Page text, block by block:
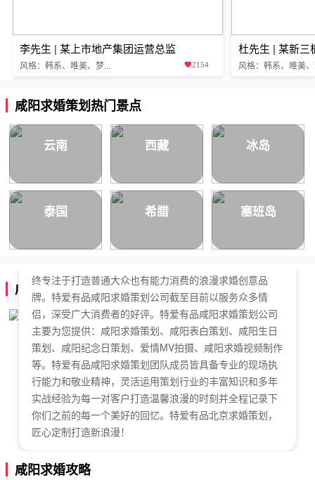
李先生 | 某上市地产集团运营总监
风格：韩系、唯美、梦... 2154
杜先生 | 某新三
风格：韩系、唯美
咸阳求婚策划热门景点
云南 西藏 冰岛
泰国 希腊 塞班岛
咸阳求婚策划公司简介
特爱有品咸阳求婚策划公司，于2018年正式成立，是国内
终专注于打造普通大众也有能力消费的浪漫求婚创意品
牌。特爱有品咸阳求婚策划公司截至目前以服务众多情
侣，深受广大消费者的好评。特爱有品咸阳求婚策划公司
主要为您提供：咸阳求婚策划、咸阳表白策划、咸阳生日
策划、咸阳纪念日策划、爱情MV拍摄、咸阳求婚视频制作
等。特爱有品咸阳求婚策划团队成员皆具备专业的现场执
行能力和敬业精神，灵活运用策划行业的丰富知识和多年
实战经验为每一对客户打造温馨浪漫的时刻并全程记录下
你们之前的每一个美好的回忆。特爱有品北京求婚策划，
匠心定制打造新浪漫！
咸阳求婚攻略